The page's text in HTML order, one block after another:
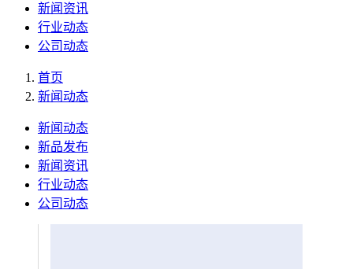
新闻资讯
行业动态
公司动态
首页
新闻动态
新闻动态
新品发布
新闻资讯
行业动态
公司动态